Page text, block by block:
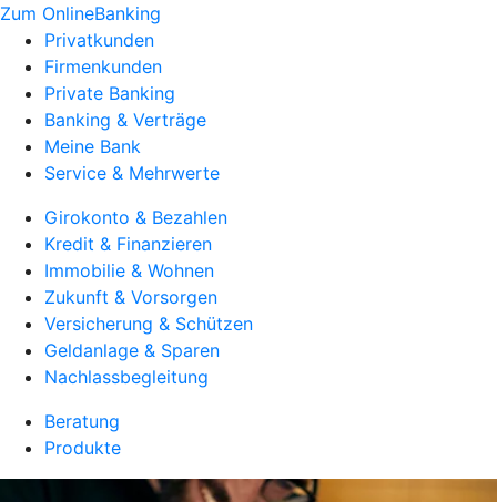
Zum OnlineBanking
Privatkunden
Firmenkunden
Private Banking
Banking & Verträge
Meine Bank
Service & Mehrwerte
Girokonto & Bezahlen
Kredit & Finanzieren
Immobilie & Wohnen
Zukunft & Vorsorgen
Versicherung & Schützen
Geldanlage & Sparen
Nachlassbegleitung
Beratung
Produkte